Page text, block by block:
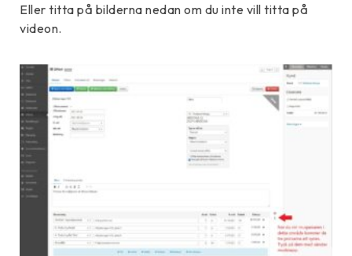
Eller titta på bilderna nedan om du inte vill titta på
videon.